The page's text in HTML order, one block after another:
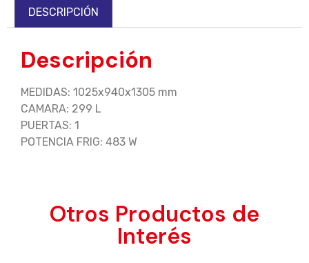
DESCRIPCIÓN
Descripción
MEDIDAS: 1025x940x1305 mm
CAMARA: 299 L
PUERTAS: 1
POTENCIA FRIG: 483 W
Otros Productos de
Interés